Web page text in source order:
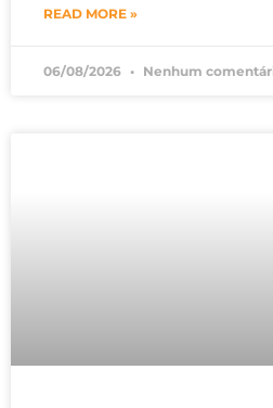
READ MORE »
06/08/2026 Nenhum